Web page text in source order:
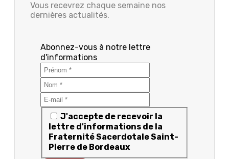
Vous recevrez chaque semaine nos
dernières actualités.
Abonnez-vous à notre lettre
d'informations
J'accepte de recevoir la
lettre d'informations de la
Fraternité Sacerdotale Saint-
Pierre de Bordeaux